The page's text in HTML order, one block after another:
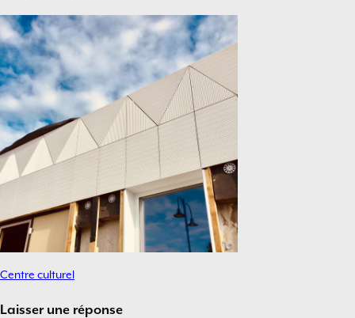
Navigation
de
Centre culturel
Laisser une réponse